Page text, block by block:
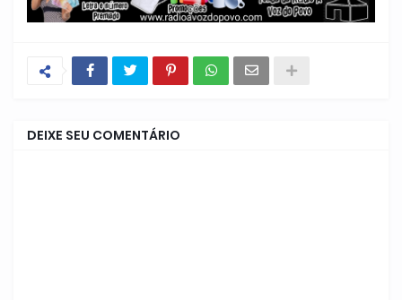
DEIXE SEU COMENTÁRIO